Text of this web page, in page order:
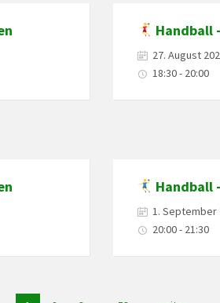
Handball
27. August
18:30 - 20:00
Handball
1. September
20:00 - 21:30